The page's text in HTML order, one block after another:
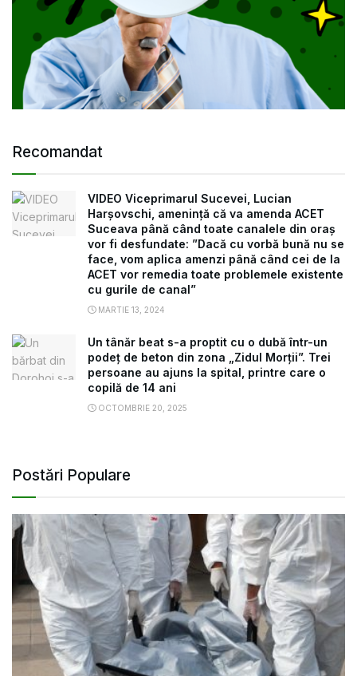
Recomandat
VIDEO Viceprimarul Sucevei, Lucian
Harșovschi, amenință că va amenda ACET
Suceava până când toate canalele din oraș
vor fi desfundate: ”Dacă cu vorbă bună nu se
face, vom aplica amenzi până când cei de la
ACET vor remedia toate problemele existente
cu gurile de canal”
MARTIE 13, 2024
Un tânăr beat s-a proptit cu o dubă într-un
podeț de beton din zona „Zidul Morții”. Trei
persoane au ajuns la spital, printre care o
copilă de 14 ani
OCTOMBRIE 20, 2025
Postări Populare